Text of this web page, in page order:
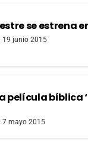
se estrena
19 junio 2015
película bíblica
7 mayo 2015